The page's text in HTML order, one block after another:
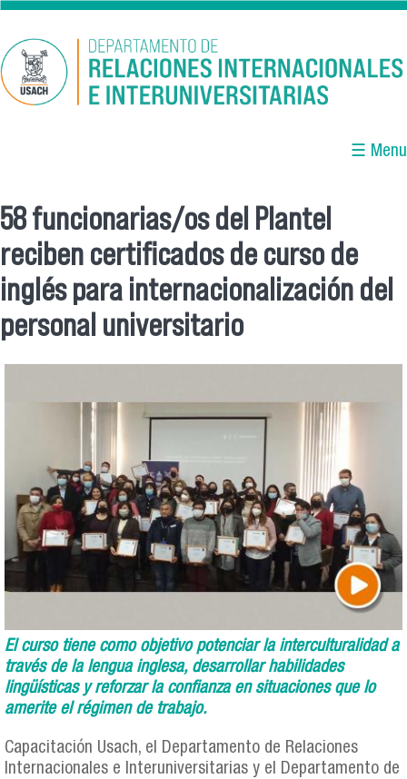
Pasar al contenido principal
☰ Menu
Se encuentra usted aquí
58 funcionarias/os del Plantel
reciben certificados de curso de
inglés para internacionalización del
personal universitario
El curso tiene como objetivo potenciar la interculturalidad a
través de la lengua inglesa, desarrollar habilidades
lingüísticas y reforzar la confianza en situaciones que lo
amerite el régimen de trabajo.
Capacitación Usach, el Departamento de Relaciones
Internacionales e Interuniversitarias y el Departamento de